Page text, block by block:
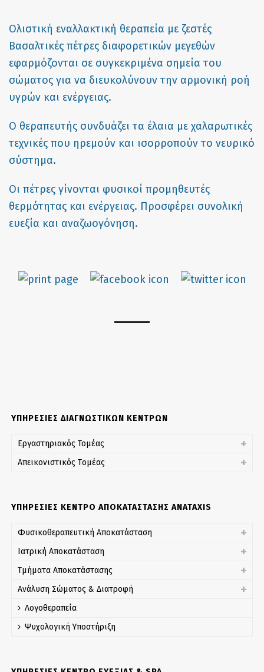
Ολιστική εναλλακτική θεραπεία με ζεστές
Βασαλτικές πέτρες διαφορετικών μεγεθών
εφαρμόζονται σε συγκεκριμένα σημεία του
σώματος για να διευκολύνουν την αρμονική ροή
υγρών και ενέργειας.
Ο θεραπευτής συνδυάζει τα έλαια με χαλαρωτικές
τεχνικές που ηρεμούν και ισορροπούν το νευρικό
σύστημα.
Οι πέτρες γίνονται φυσικοί προμηθευτές
θερμότητας και ενέργειας. Προσφέρει συνολική
ευεξία και αναζωογόνηση.
ΥΠΗΡΕΣΙΕΣ ΔΙΑΓΝΩΣΤΙΚΩΝ ΚΕΝΤΡΩΝ
Εργαστηριακός Τομέας
Απεικονιστικός Tομέας
ΥΠΗΡΕΣΙΕΣ ΚΕΝΤΡΟ ΑΠΟΚΑΤΑΣΤΑΣΗΣ ANATAXIS
Φυσικοθεραπευτική Αποκατάσταση
Ιατρική Αποκατάσταση
Τμήματα Αποκατάστασης
Ανάλυση Σώματος & Διατροφή
Λογοθεραπεία
Ψυχολογική Yποστήριξη